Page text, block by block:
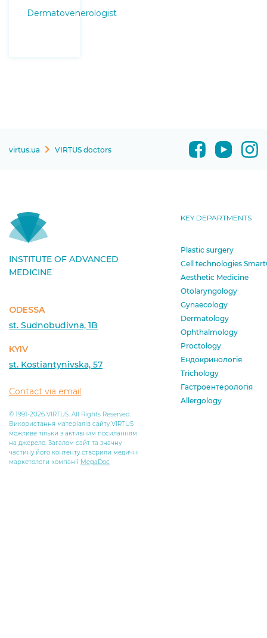
Dermatovenerologist
virtus.ua VIRTUS doctors
INSTITUTE OF ADVANCED
MEDICINE
ODESSA
st. Sudnobudivna, 1B
KYIV
st. Kostiantynivska, 57
Contact via email
© 1991-2026 VIRTUS. All Rights Reserved.
Використання матеріалів сайту VIRTUS
можливе тільки з активним посиланням
на джерело. Загалом сайт та значну
частину його контенту створили медичні
маркетологи компанії MegaDoc
KEY DEPARTMENTS
Plastic surgery
Cell technologies
Aesthetic Medicine
Otolaryngology
Gynaecology
Dermatology
Ophthalmology
Proctology
Ендокринологія
Trichology
Гастроентерологія
Allergology